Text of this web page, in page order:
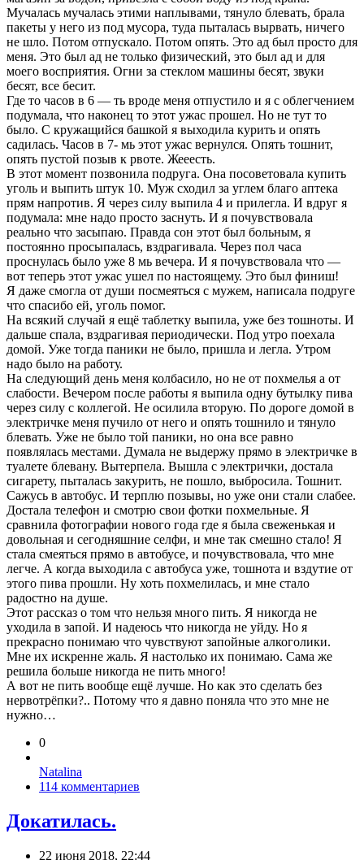
Мучалась мучалась этими наплывами, тянуло блевать, брала
пакеты у него из под мусора, туда пыталась вырвать, ничего
не шло. Потом отпускало. Потом опять. Это ад был просто для
меня. Это был ад не только физический, это был ад и для
моего восприятия. Огни за стеклом машины бесят, звуки
бесят, все бесит.
Где то часов в 6 — ть вроде меня отпустило и я с облегчением
подумала, что наконец то этот ужас прошел. Но не тут то
было. С кружащийся башкой я выходила курить и опять
садилась. Часов в 7- мь этот ужас вернулся. Опять тошнит,
опять пустой позыв к рвоте. Жееесть.
В этот момент позвонила подруга. Она посоветовала купить
уголь и выпить штук 10. Муж сходил за углем благо аптека
прям напротив. Я через силу выпила 4 и прилегла. И вдруг я
подумала: мне надо просто заснуть. И я почувствовала
реально что засыпаю. Правда сон этот был больным, я
постоянно просыпалась, вздрагивала. Через пол часа
проснулась было уже 8 мь вечера. И я почувствовала что —
вот теперь этот ужас ушел по настоящему. Это был финиш!
Я даже смогла от души посмеяться с мужем, написала подруге
что спасибо ей, уголь помог.
На всякий случай я ещё таблетку выпила, уже без тошноты. И
дальше спала, вздрагивая периодически. Под утро поехала
домой. Уже тогда паники не было, пришла и легла. Утром
надо было на работу.
На следующий день меня колбасило, но не от похмелья а от
слабости. Вечером после работы я выпила одну бутылку пива
через силу с коллегой. Не осилила вторую. По дороге домой в
электричке меня пучило от него и опять тошнило и тянуло
блевать. Уже не было той паники, но она все равно
появлялась местами. Думала не выдержу прямо в электричке в
туалете блевану. Вытерпела. Вышла с электрички, достала
сигарету, пыталась закурить, не пошло, выбросила. Тошнит.
Сажусь в автобус. И терплю позывы, но уже они стали слабее.
Достала телефон и смотрю свои фотки похмельные. Я
сравнила фотографии нового года где я была свеженькая и
довольная и сегодняшние селфи, и мне так смешно стало! Я
стала смеяться прямо в автобусе, и почувствовала, что мне
легче. А когда выходила с автобуса уже, тошнота и вздутие от
этого пива прошли. Ну хоть похмелилась, и мне стало
радостно на душе.
Этот рассказ о том что нельзя много пить. Я никогда не
уходила в запой. И надеюсь что никогда не уйду. Но я
прекрасно понимаю что чувствуют запойные алкоголики.
Мне их искренне жаль. Я настолько их понимаю. Сама же
решила больше никогда не пить много!
А вот не пить вообще ещё лучше. Но как это сделать без
нервотрёпки?.. Потому что я давно поняла что это мне не
нужно…
0
Natalina
114 комментариев
Докатилась.
22 июня 2018, 22:44